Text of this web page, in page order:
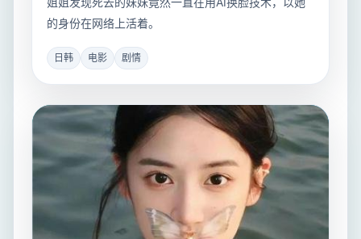
的身份在网络上活着。
日韩 电影 剧情